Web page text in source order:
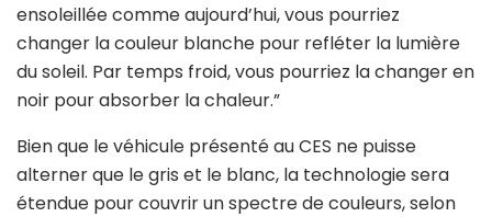
ensoleillée comme aujourd’hui, vous pourriez
changer la couleur blanche pour refléter la lumière
du soleil. Par temps froid, vous pourriez la changer en
noir pour absorber la chaleur.”
Bien que le véhicule présenté au CES ne puisse
alterner que le gris et le blanc, la technologie sera
étendue pour couvrir un spectre de couleurs, selon